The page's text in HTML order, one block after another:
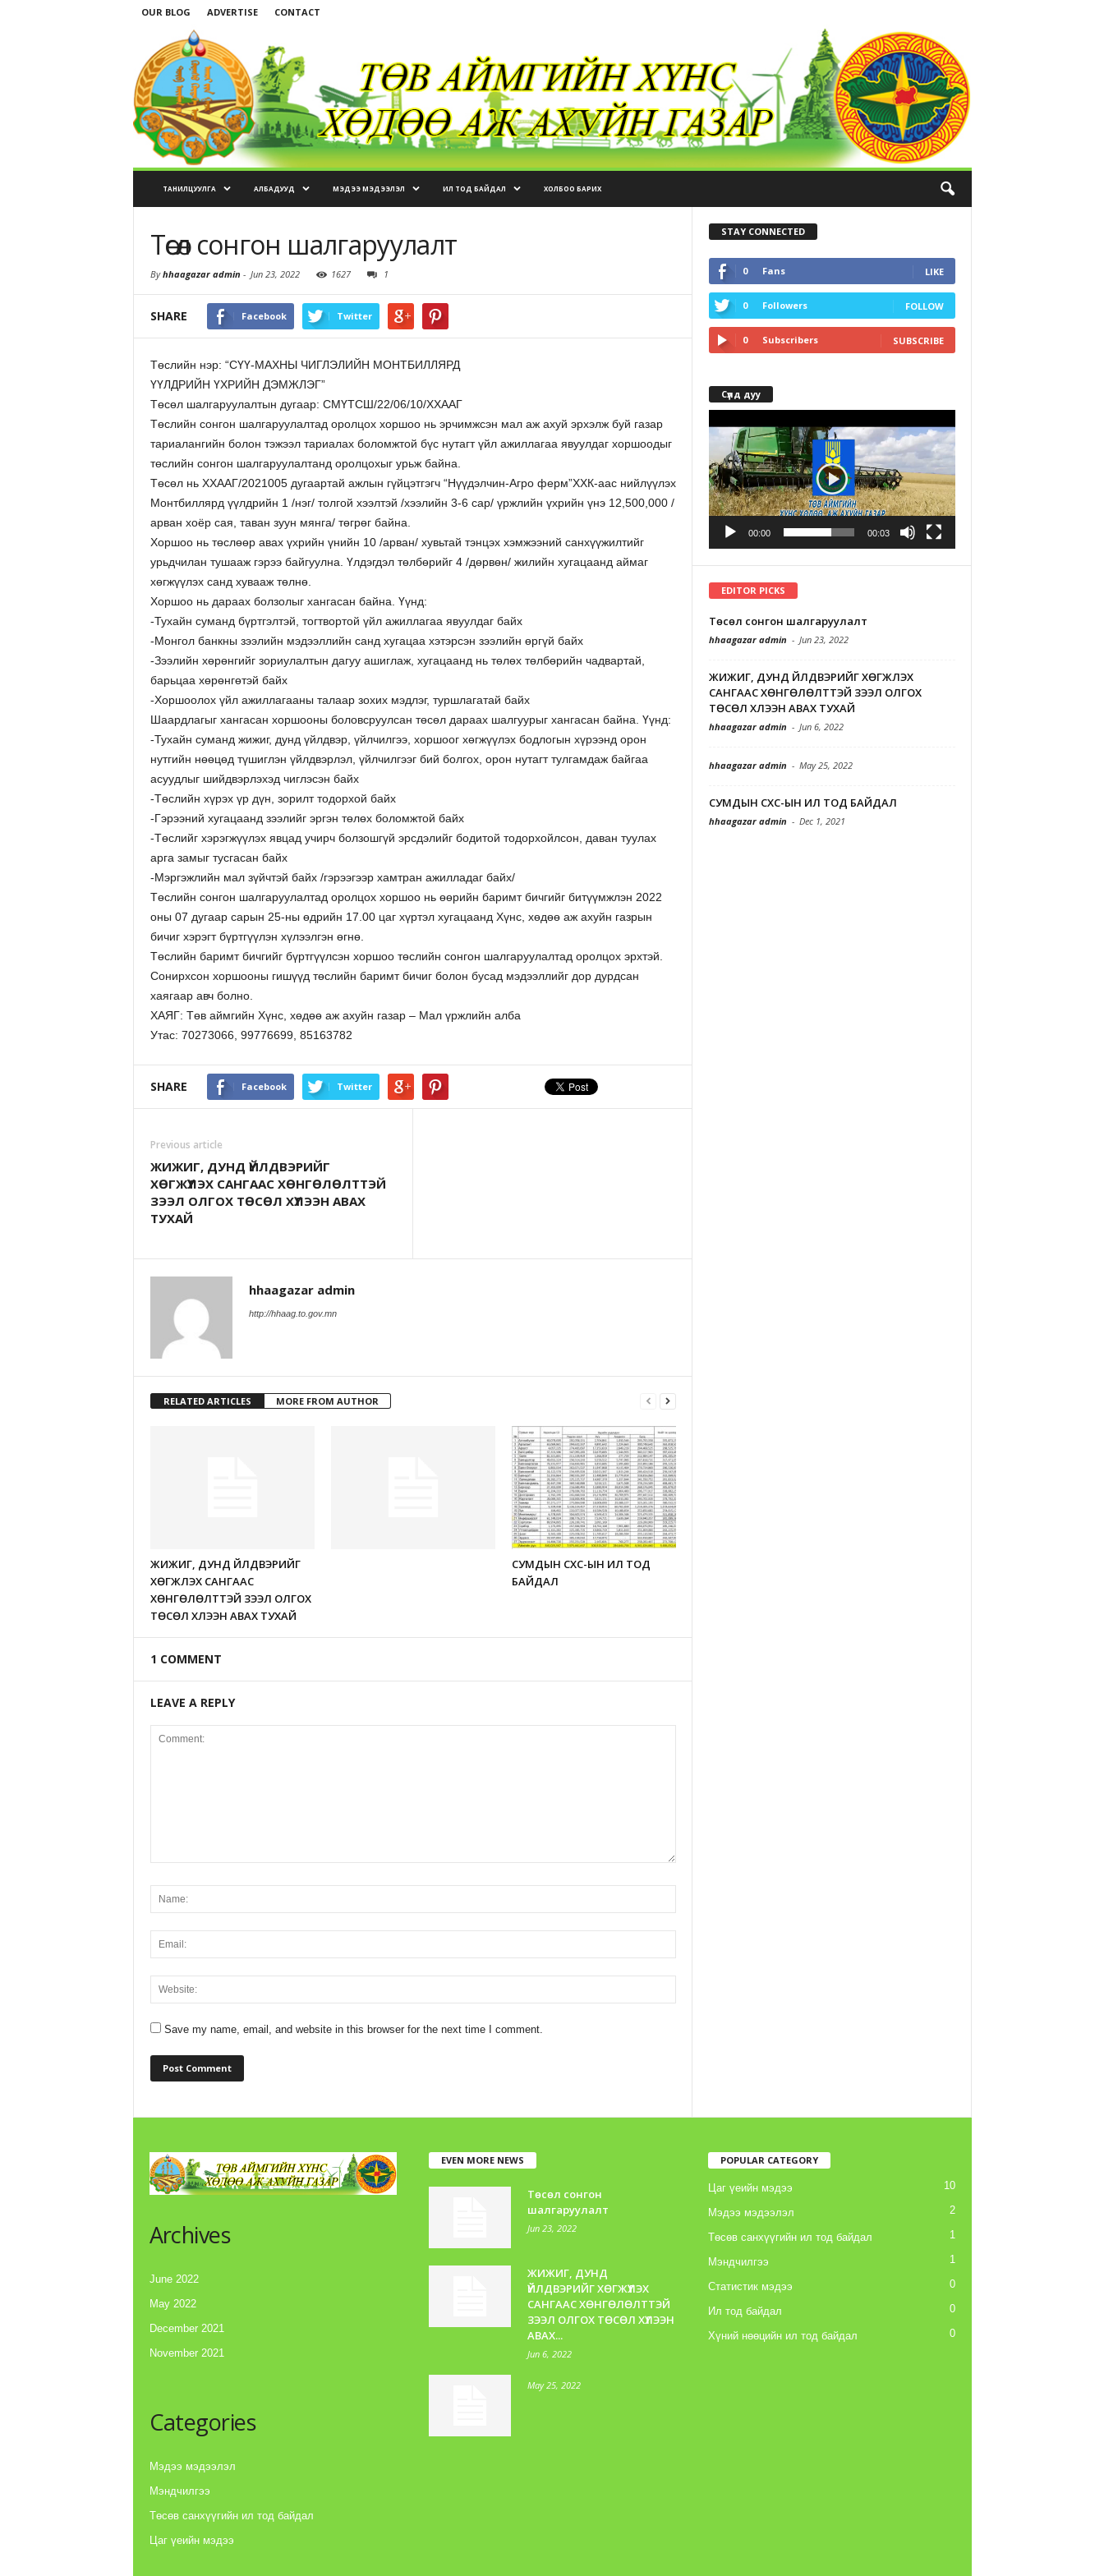
OUR BLOG ADVERTISE CONTACT
ТАНИЛЦУУЛГА АЛБАДУУД МЭДЭЭ МЭДЭЭЛЭЛ ИЛ ТОД БАЙДАЛ ХОЛБОО БАРИХ
Төсөл сонгон шалгаруулалт
Byhhaagazar admin - Jun 23, 2022 1627 1
SHARE Facebook Twitter
Төслийн нэр: “СҮҮ-МАХНЫ ЧИГЛЭЛИЙН МОНТБИЛЛЯРД
ҮҮЛДРИЙН ҮХРИЙН ДЭМЖЛЭГ”
Төсөл шалгаруулалтын дугаар: СМҮТСШ/22/06/10/ХХААГ
Төслийн сонгон шалгаруулалтад оролцох хоршоо нь эрчимжсэн мал аж ахуй эрхэлж буй газар
тариалангийн болон тэжээл тариалах боломжтой бүс нутагт үйл ажиллагаа явуулдаг хоршоодыг
төслийн сонгон шалгаруулалтанд оролцохыг урьж байна.
Төсөл нь ХХААГ/2021005 дугаартай ажлын гүйцэтгэгч “Нүүдэлчин-Агро ферм”ХХК-аас нийлүүлэх
Монтбиллярд үүлдрийн 1 /нэг/ толгой хээлтэй /хээлийн 3-6 сар/ үржлийн үхрийн үнэ 12,500,000 /
арван хоёр сая, таван зуун мянга/ төгрөг байна.
Хоршоо нь төслөөр авах үхрийн үнийн 10 /арван/ хувьтай тэнцэх хэмжээний санхүүжилтийг
урьдчилан тушааж гэрээ байгуулна. Үлдэгдэл төлбөрийг 4 /дөрвөн/ жилийн хугацаанд аймаг
хөгжүүлэх санд хувааж төлнө.
Хоршоо нь дараах болзолыг хангасан байна. Үүнд:
-Тухайн суманд бүртгэлтэй, тогтвортой үйл ажиллагаа явуулдаг байх
-Монгол банкны зээлийн мэдээллийн санд хугацаа хэтэрсэн зээлийн өргүй байх
-Зээлийн хөрөнгийг зориулалтын дагуу ашиглаж, хугацаанд нь төлөх төлбөрийн чадвартай,
барьцаа хөрөнгөтэй байх
-Хоршоолох үйл ажиллагааны талаар зохих мэдлэг, туршлагатай байх
Шаардлагыг хангасан хоршооны боловсруулсан төсөл дараах шалгуурыг хангасан байна. Үүнд:
-Тухайн суманд жижиг, дунд үйлдвэр, үйлчилгээ, хоршоог хөгжүүлэх бодлогын хүрээнд орон
нутгийн нөөцөд түшиглэн үйлдвэрлэл, үйлчилгээг бий болгох, орон нутагт тулгамдаж байгаа
асуудлыг шийдвэрлэхэд чиглэсэн байх
-Төслийн хүрэх үр дүн, зорилт тодорхой байх
-Гэрээний хугацаанд зээлийг эргэн төлөх боломжтой байх
-Төслийг хэрэгжүүлэх явцад учирч болзошгүй эрсдэлийг бодитой тодорхойлсон, даван туулах
арга замыг тусгасан байх
-Мэргэжлийн мал зүйчтэй байх /гэрээгээр хамтран ажилладаг байх/
Төслийн сонгон шалгаруулалтад оролцох хоршоо нь өөрийн баримт бичгийг битүүмжлэн 2022
оны 07 дугаар сарын 25-ны өдрийн 17.00 цаг хүртэл хугацаанд Хүнс, хөдөө аж ахуйн газрын
бичиг хэрэгт бүртгүүлэн хүлээлгэн өгнө.
Төслийн баримт бичгийг бүртгүүлсэн хоршоо төслийн сонгон шалгаруулалтад оролцох эрхтэй.
Сонирхсон хоршооны гишүүд төслийн баримт бичиг болон бусад мэдээллийг дор дурдсан
хаягаар авч болно.
ХАЯГ: Төв аймгийн Хүнс, хөдөө аж ахуйн газар – Мал үржлийн алба
Утас: 70273066, 99776699, 85163782
SHARE Facebook Twitter
Previous article
ЖИЖИГ, ДУНД ҮЙЛДВЭРИЙГ
ХӨГЖҮҮЛЭХ САНГААС ХӨНГӨЛӨЛТТЭЙ
ЗЭЭЛ ОЛГОХ ТӨСӨЛ ХҮЛЭЭН АВАХ
ТУХАЙ
hhaagazar admin
http://hhaag.to.gov.mn
RELATED ARTICLES MORE FROM AUTHOR
ЖИЖИГ, ДУНД ҮЙЛДВЭРИЙГ
ХӨГЖҮҮЛЭХ САНГААС
ХӨНГӨЛӨЛТТЭЙ ЗЭЭЛ ОЛГОХ
ТӨСӨЛ ХҮЛЭЭН АВАХ ТУХАЙ
СУМДЫН СХС-ЫН ИЛ ТОД
БАЙДАЛ
1 COMMENT
LEAVE A REPLY
Save my name, email, and website in this browser for the next time I comment.
STAY CONNECTED
0 Fans LIKE
0 Followers FOLLOW
0 Subscribers SUBSCRIBE
Сүлд дуу
Player
00:00 00:03
EDITOR PICKS
Төсөл сонгон шалгаруулалт
hhaagazar admin - Jun 23, 2022
ЖИЖИГ, ДУНД ҮЙЛДВЭРИЙГ ХӨГЖҮҮЛЭХ
САНГААС ХӨНГӨЛӨЛТТЭЙ ЗЭЭЛ ОЛГОХ
ТӨСӨЛ ХҮЛЭЭН АВАХ ТУХАЙ
hhaagazar admin - Jun 6, 2022
hhaagazar admin - May 25, 2022
СУМДЫН СХС-ЫН ИЛ ТОД БАЙДАЛ
hhaagazar admin - Dec 1, 2021
Archives
June 2022
May 2022
December 2021
November 2021
Categories
Мэдээ мэдээлэл
Мэндчилгээ
Төсөв санхүүгийн ил тод байдал
Цаг үеийн мэдээ
EVEN MORE NEWS
Төсөл сонгон
шалгаруулалт
Jun 23, 2022
ЖИЖИГ, ДУНД
ҮЙЛДВЭРИЙГ ХӨГЖҮҮЛЭХ
САНГААС ХӨНГӨЛӨЛТТЭЙ
ЗЭЭЛ ОЛГОХ ТӨСӨЛ ХҮЛЭЭН
АВАХ...
Jun 6, 2022
May 25, 2022
POPULAR CATEGORY
Цаг үеийн мэдээ 10
Мэдээ мэдээлэл 2
Төсөв санхүүгийн ил тод байдал 1
Мэндчилгээ 1
Статистик мэдээ 0
Ил тод байдал 0
Хүний нөөцийн ил тод байдал 0